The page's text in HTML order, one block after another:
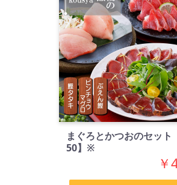
まぐろとかつおのセッ
50】※
￥